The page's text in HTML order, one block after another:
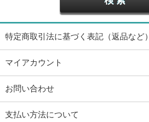
特定商取引法に基づく表記（返品など）
マイアカウント
お問い合わせ
支払い方法について